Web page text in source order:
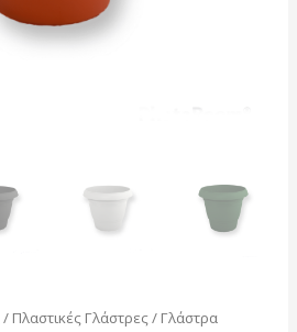
/ Πλαστικές Γλάστρες / Γλάστρα